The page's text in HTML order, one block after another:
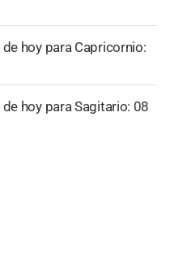
hoy para Capricornio:
hoy para Sagitario: 08